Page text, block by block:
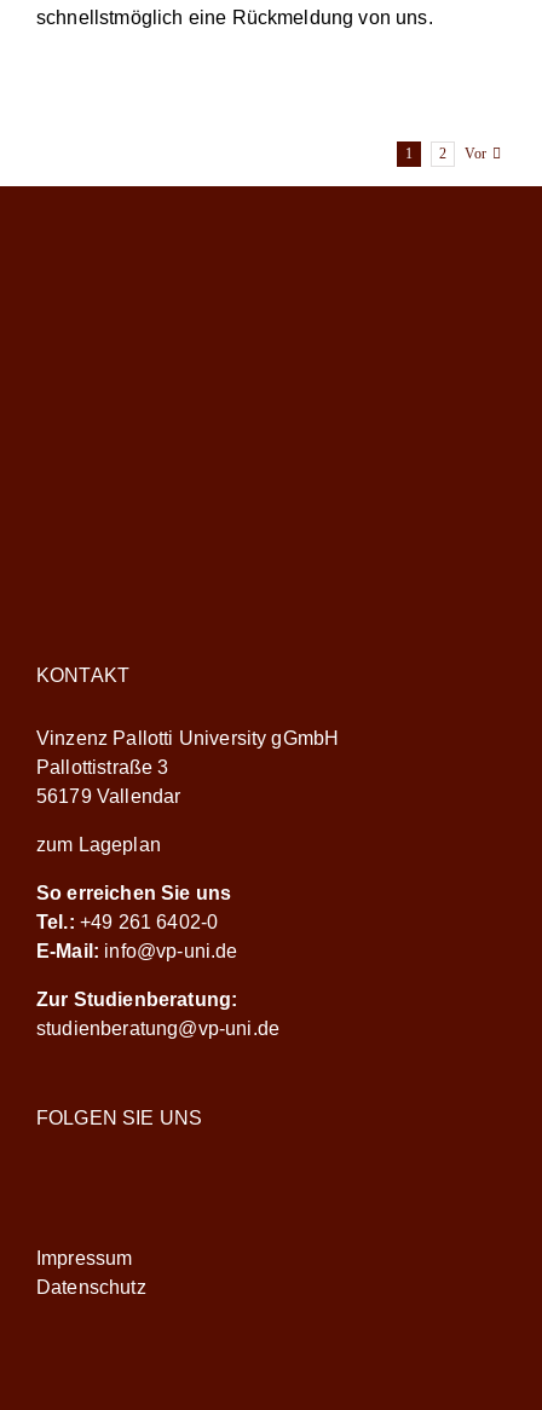
schnellstmöglich eine Rückmeldung von uns.
1 2 Vor
KONTAKT
Vinzenz Pallotti University gGmbH
Pallottistraße 3
56179 Vallendar
zum Lageplan
So erreichen Sie uns
Tel.: +49 261 6402-0
E-Mail: info@vp-uni.de
Zur Studienberatung:
studienberatung@vp-uni.de
FOLGEN SIE UNS
Impressum
Datenschutz